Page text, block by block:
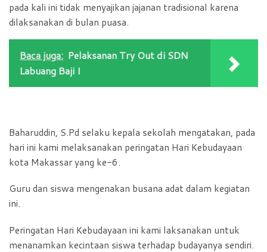
pada kali ini tidak menyajikan jajanan tradisional karena
dilaksanakan di bulan puasa.
Baca juga: Pelaksanan Try Out di SDN
Labuang Baji I
Baharuddin, S.Pd selaku kepala sekolah mengatakan, pada
hari ini kami melaksanakan peringatan Hari Kebudayaan
kota Makassar yang ke-6.
Guru dan siswa mengenakan busana adat dalam kegiatan
ini.
Peringatan Hari Kebudayaan ini kami laksanakan untuk
menanamkan kecintaan siswa terhadap budayanya sendiri.